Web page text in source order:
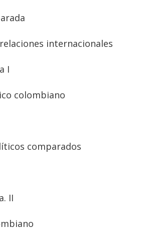
internacionales
I
colombiano
comparados
II